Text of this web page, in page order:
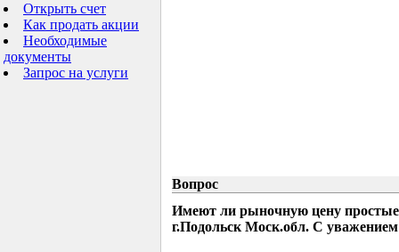
Открыть счет
Как продать акции
Необходимые
документы
Запрос на услуги
Вопрос
Имеют ли рыночную цену
г.Подольск Моск.обл. С